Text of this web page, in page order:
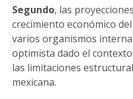
Segundo, las
crecimiento económico del
varios organismos
optimista dado el
las limitaciones
mexicana.